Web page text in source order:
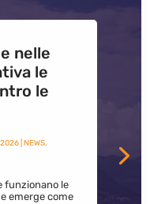
nelle
le
le
| NEWS,
funzionano le
emerge come